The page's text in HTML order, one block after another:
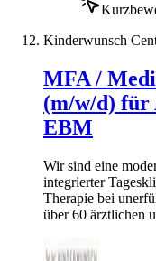
Kinderwunsch
MFA /
(m/w/d) für
EBM
Wir sind eine
integrierter
Therapie bei
über 60 ärztlichen